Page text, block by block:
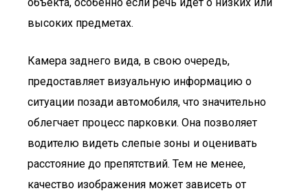
высоких предметах.
Камера заднего вида, в свою очередь,
предоставляет визуальную информацию о
ситуации позади автомобиля, что значительно
облегчает процесс парковки. Она позволяет
водителю видеть слепые зоны и оценивать
расстояние до препятствий. Тем не менее,
качество изображения может зависеть от